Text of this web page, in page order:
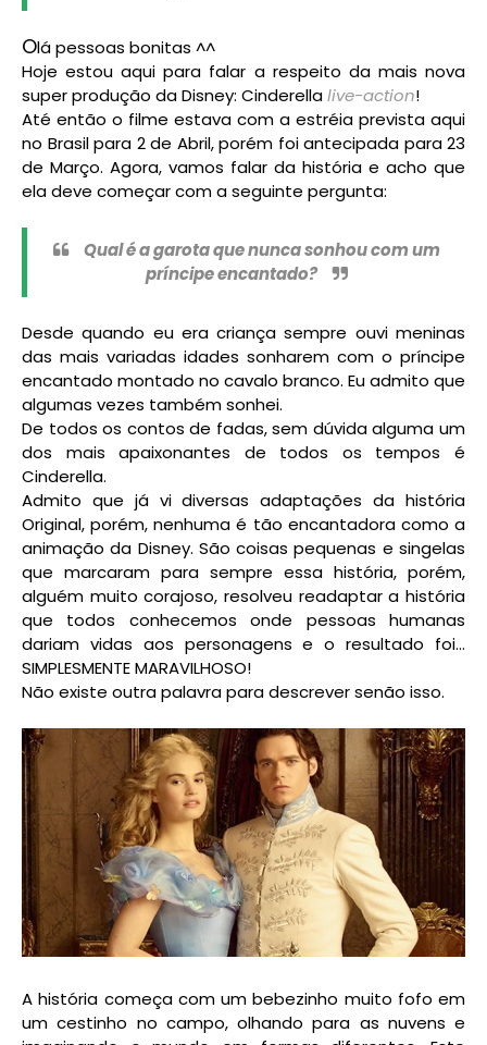
Olá pessoas bonitas ^^
Hoje estou aqui para falar a respeito da mais nova
super produção da Disney: Cinderellalive-action!
Até então o filme estava com a estréia prevista aqui
no Brasil para 2 de Abril, porém foi antecipada para 23
de Março. Agora, vamos falar da história e acho que
ela deve começar com a seguinte pergunta:
Qual é a garota que nunca sonhou com um
príncipe encantado?
Desde quando eu era criança sempre ouvi meninas
das mais variadas idades sonharem com o príncipe
encantado montado no cavalo branco. Eu admito que
algumas vezes também sonhei.
De todos os contos de fadas, sem dúvida alguma um
dos mais apaixonantes de todos os tempos é
Cinderella.
Admito que já vi diversas adaptações da história
Original, porém, nenhuma é tão encantadora como a
animação da Disney. São coisas pequenas e singelas
que marcaram para sempre essa história, porém,
alguém muito corajoso, resolveu readaptar a história
que todos conhecemos onde pessoas humanas
dariam vidas aos personagens e o resultado foi...
SIMPLESMENTE MARAVILHOSO!
Não existe outra palavra para descrever senão isso.
A história começa com um bebezinho muito fofo em
um cestinho no campo, olhando para as nuvens e